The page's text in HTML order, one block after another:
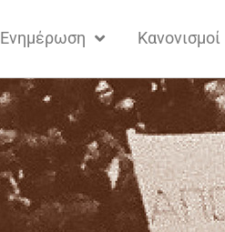
Ενημέρωση Κανονισμοί